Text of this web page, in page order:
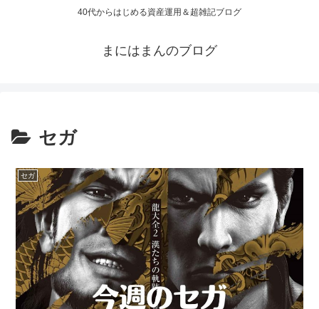
40代からはじめる資産運用＆超雑記ブログ
まにはまんのブログ
セガ
セガ